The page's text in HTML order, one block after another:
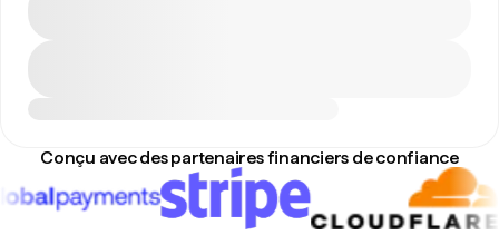
Conçu avec des partenaires financiers de confiance